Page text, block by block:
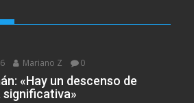
Mariano Z 0
«Hay un descenso de